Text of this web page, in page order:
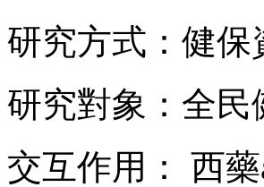
研究方式：健保
研究對象：全民
交互作用： 西